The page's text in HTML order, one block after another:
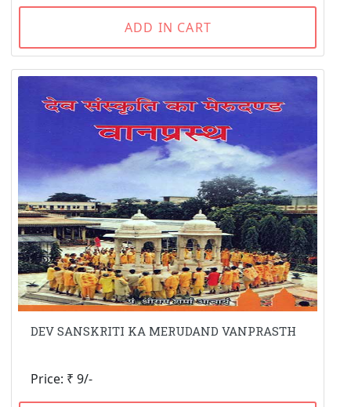
ADD IN CART
DEV SANSKRITI KA MERUDAND VANPRASTH
Price: ₹ 9/-